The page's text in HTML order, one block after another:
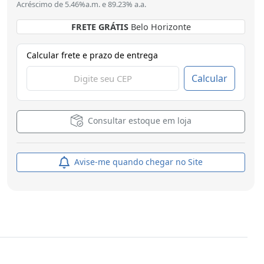
Acréscimo de 5.46%a.m. e 89.23% a.a.
FRETE GRÁTIS Brasília
Calcular frete e prazo de entrega
Calcular
Consultar estoque em loja
Avise-me quando chegar no Site